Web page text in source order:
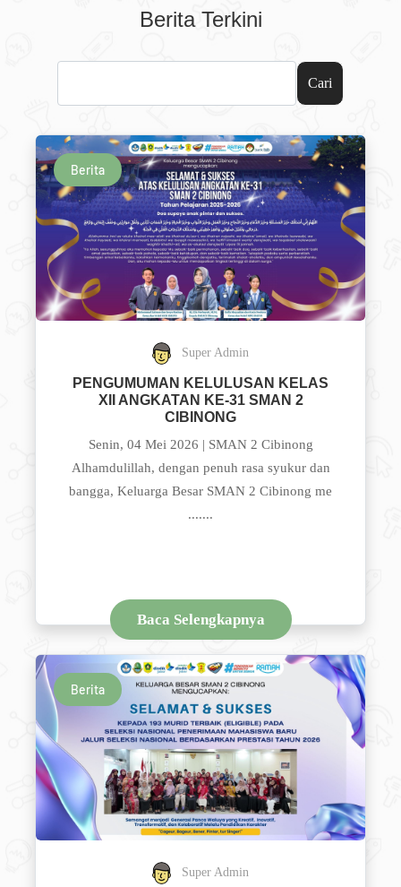
Berita Terkini
Cari
Berita
Super Admin
PENGUMUMAN KELULUSAN KELAS
XII ANGKATAN KE-31 SMAN 2
CIBINONG
Senin, 04 Mei 2026 | SMAN 2 Cibinong
Alhamdulillah, dengan penuh rasa syukur dan
bangga, Keluarga Besar SMAN 2 Cibinong me
.......
Baca Selengkapnya
Berita
Super Admin